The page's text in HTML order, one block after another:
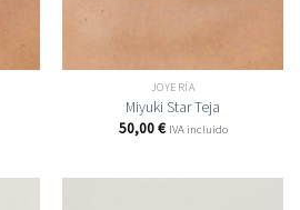
JOYERÍA
Miyuki Star Teja
50,00€ IVA incluido